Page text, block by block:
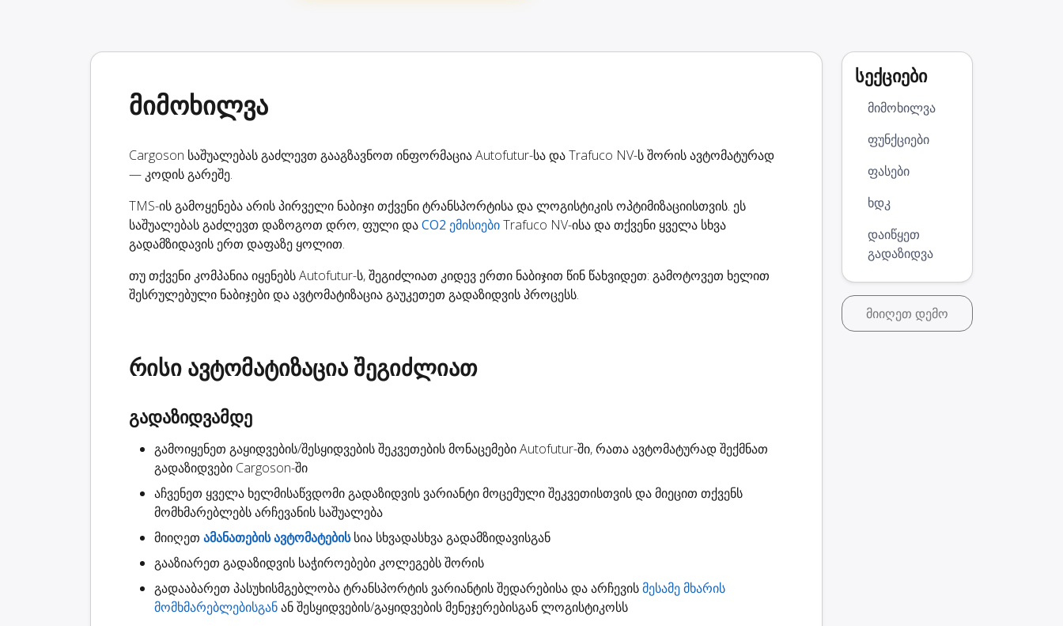
მიმოხილვა
Cargoson საშუალებას გაძლევთ გააგზავნოთ ინფორმაცია Autofutur-სა და Trafuco NV-ს შორის ავტომატურად
— კოდის გარეშე.
TMS-ის გამოყენება არის პირველი ნაბიჯი თქვენი ტრანსპორტისა და ლოგისტიკის ოპტიმიზაციისთვის. ეს
საშუალებას გაძლევთ დაზოგოთ დრო, ფული დაCO2 ემისიებიTrafuco NV-ისა და თქვენი ყველა სხვა
გადამზიდავის ერთ დაფაზე ყოლით.
თუ თქვენი კომპანია იყენებს Autofutur-ს, შეგიძლიათ კიდევ ერთი ნაბიჯით წინ წახვიდეთ: გამოტოვეთ ხელით
შესრულებული ნაბიჯები და ავტომატიზაცია გაუკეთეთ გადაზიდვის პროცესს.
რისი ავტომატიზაცია შეგიძლიათ
გადაზიდვამდე
გამოიყენეთ გაყიდვების/შესყიდვების შეკვეთების მონაცემები Autofutur-ში, რათა ავტომატურადშექმნათ
გადაზიდვები Cargoson-ში
აჩვენეთ ყველა ხელმისაწვდომიგადაზიდვის ვარიანტიმოცემული შეკვეთისთვის და მიეცით თქვენს
მომხმარებლებს არჩევანის საშუალება
მიიღეთ ამანათების ავტომატებისსია სხვადასხვა გადამზიდავისგან
გააზიარეთ გადაზიდვის საჭიროებები კოლეგებს შორის
გადააბარეთ პასუხისმგებლობატრანსპორტის ვარიანტის შედარებისა და არჩევისმესამე მხარის
მომხმარებლებისგანან შესყიდვების/გაყიდვების მენეჯერებისგან ლოგისტიკოსს
სექციები
მიმოხილვა
ფუნქციები
ფასები
ხდკ
დაიწყეთ
გადაზიდვა
მიიღეთ დემო